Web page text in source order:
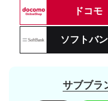
ドコモ
ソフトバ
サブブラ